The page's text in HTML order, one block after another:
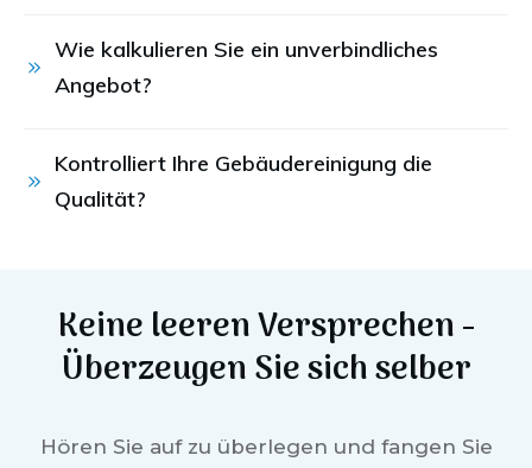
Wie kalkulieren Sie ein unverbindliches
Angebot?
Kontrolliert Ihre Gebäudereinigung die
Qualität?
Keine leeren Versprechen -
Überzeugen Sie sich selber
Hören Sie auf zu überlegen und fangen Sie